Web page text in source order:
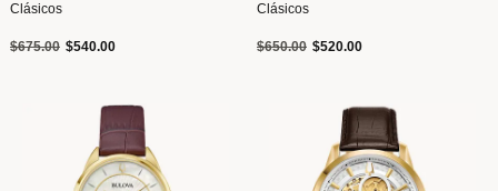
Clásicos
Precio reducido de
$675.00a$540.00
Clásicos
Precio reducido de
$650.00a$520.00